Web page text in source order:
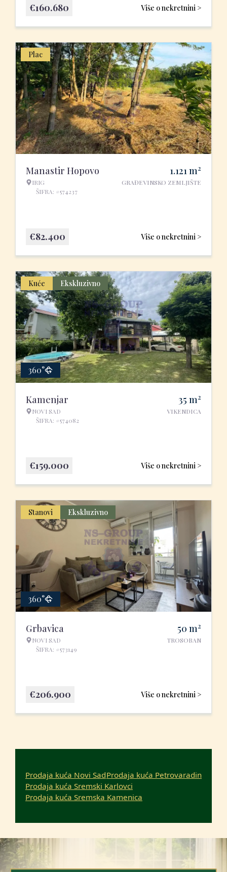
Više o nekretnini >
€160.680
Plac
Manastir Hopovo
IRIG
ŠIFRA: #574237
1.121m2
GRAĐEVINSKO ZEMLJIŠTE
Više o nekretnini >
€82.400
Kuće Ekskluzivno
360°
Kamenjar
NOVI SAD
ŠIFRA: #574082
35 m2
VIKENDICA
Više o nekretnini >
€159.000
Stanovi Ekskluzivno
360°
Grbavica
NOVI SAD
ŠIFRA: #573149
50 m2
TROSOBAN
Više o nekretnini >
€206.900
Prodaja kuća Novi SadProdaja kuća Petrovaradin
Prodaja kuća Sremski Karlovci
Prodaja kuća Sremska Kamenica